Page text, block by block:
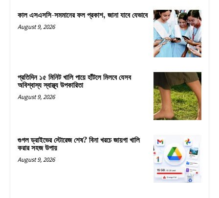
কাল এসএসসি-সমমানের ফল প্রকাশ, জানা যাবে যেভাবে
August 9, 2026
প্রতিদিন ১৫ মিনিট খালি পায়ে হাঁটলে মিলবে যেসব
অবিশ্বাস্য স্বাস্থ্য উপকারিতা
August 9, 2026
গুগল ড্রাইভের স্টোরেজ শেষ? বিনা খরচে জায়গা খালি
করার সহজ উপায়
August 9, 2026